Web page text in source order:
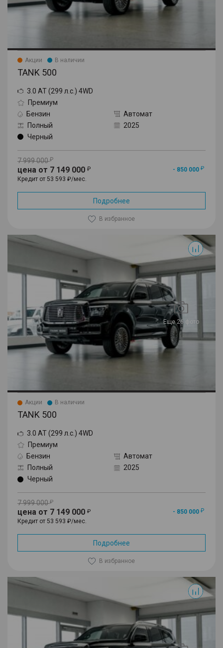
Акции В наличии
TANK 500
3.0 AT (299 л.с.) 4WD
Премиум
Бензин
Автомат
Полный
2025
Черный
7 999 000
цена от 7 149 000
- 850 000
Кредит от 53 593 ₽/мес.
Подробнее
В избранное
Еще 26 фото
500
Акции В наличии
TANK 500
3.0 AT (299 л.с.) 4WD
Премиум
Бензин
Автомат
Полный
2025
Черный
7 999 000
цена от 7 149 000
- 850 000
Кредит от 53 593 ₽/мес.
Подробнее
В избранное
500